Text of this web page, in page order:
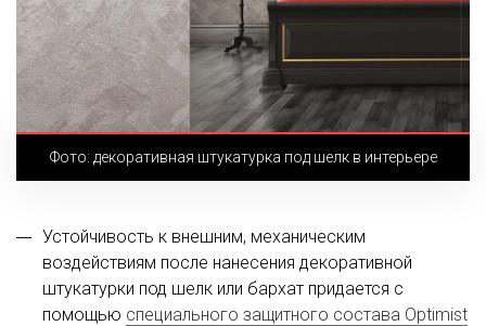
Фото: декоративная штукатурка под шелк в интерьере
Устойчивость к внешним, механическим
воздействиям после нанесения декоративной
штукатурки под шелк или бархат придается с
помощью специального защитного состава Optimist